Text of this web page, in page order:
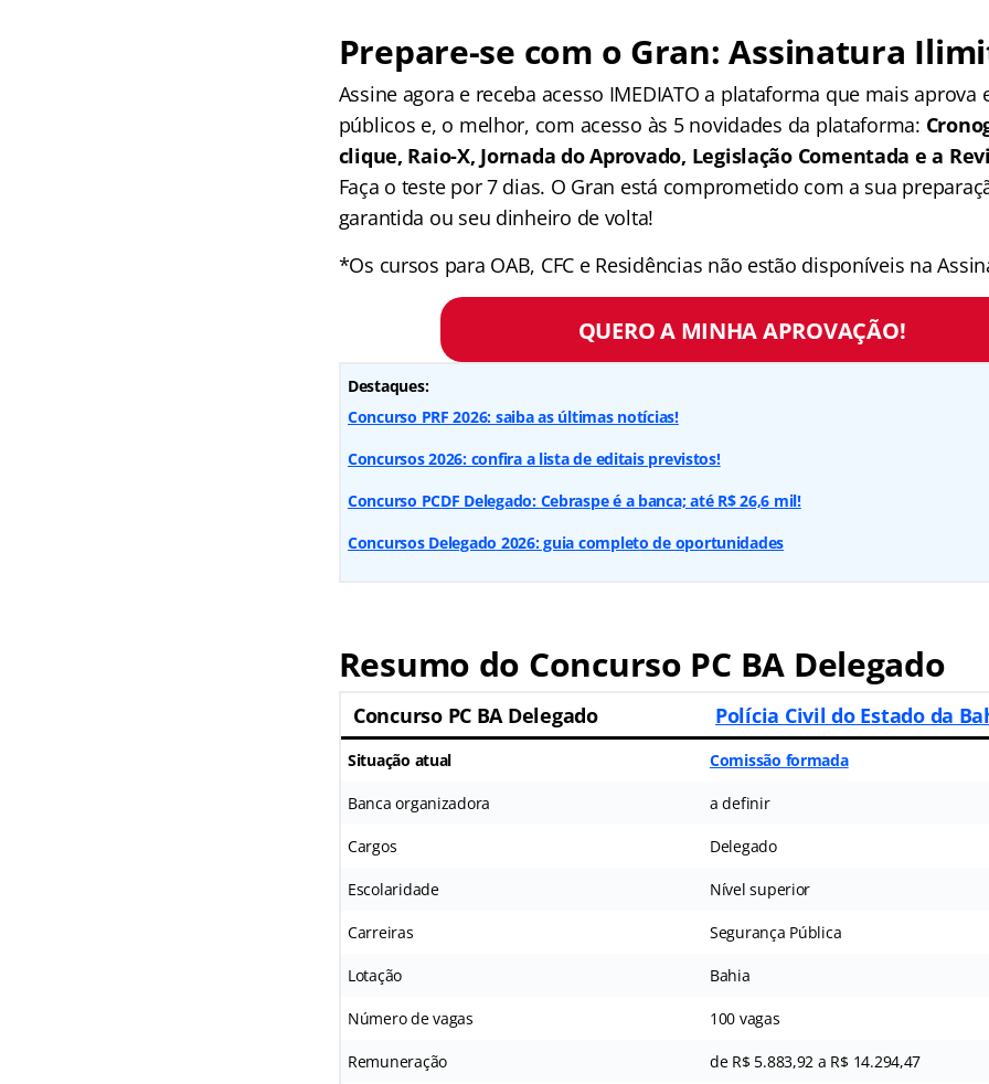
Prepare-se com o Gran: Assinatura
Assine agora e receba acesso IMEDIATO a plataforma que mais aprova
públicos e, o melhor, com acesso às 5 novidades da plataforma:
clique, Raio-X, Jornada do Aprovado, Legislação Comentada e a
Faça o teste por 7 dias. O Gran está comprometido com a sua
garantida ou seu dinheiro de volta!
*Os cursos para OAB, CFC e Residências não estão disponíveis na
QUERO A MINHA APROVAÇÃO!
Destaques:
Concurso PRF 2026: saiba as últimas notícias!
Concursos 2026: confira a lista de editais previstos!
Concurso PCDF Delegado: Cebraspe é a banca; até R$ 26,6 mil!
Concursos Delegado 2026: guia completo de oportunidades
Resumo do Concurso PC BA Delegado
Concurso PC BA Delegado Polícia Civil do Estado da
Situação atual Comissão formada
Banca organizadora a definir
Cargos Delegado
Escolaridade Nível superior
Carreiras Segurança Pública
Lotação Bahia
Número de vagas 100 vagas
Remuneração de R$ 5.883,92 a R$ 14.294,47